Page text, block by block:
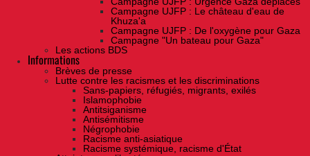
Campagne UJFP : Le château d'eau de
Khuza'a
Campagne UJFP : De l'oxygène pour Gaza
Campagne "Un bateau pour Gaza"
Les actions BDS
Informations
Brèves de presse
Lutte contre les racismes et les discriminations
Sans-papiers, réfugiés, migrants, exilés
Islamophobie
Antitsiganisme
Antisémitisme
Négrophobie
Racisme anti-asiatique
Racisme systémique, racisme d'État